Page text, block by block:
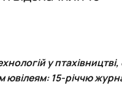
у
15-річчю